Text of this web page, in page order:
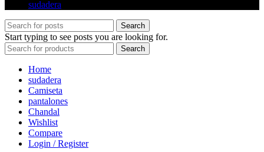
sudadera
Search
Start typing to see posts you are looking for.
Search
Home
sudadera
Camiseta
pantalones
Chandal
Wishlist
Compare
Login / Register